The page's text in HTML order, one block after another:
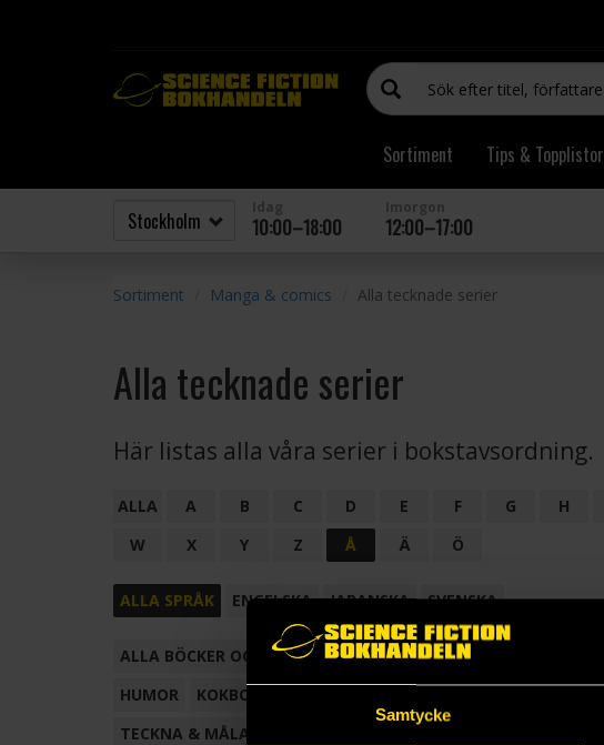
Samtycke
Sortiment Tips & Topplistor
10:00–18:00 12:00–17:00
Sortiment Manga & comics Alla tecknade serier
Alla tecknade serier
Här listas alla våra serier i bokstavsordning.
ALLA A B C D E F G H
W
X Y Z Å Ä Ö
ALLA SPRÅK ENGELSKA JAPANSKA SVENSKA
ALLA BÖCKER OCH TECKNADE SERIER ANTOLOGI
HUMOR
KOKBOK
TECKNA & MÅLA